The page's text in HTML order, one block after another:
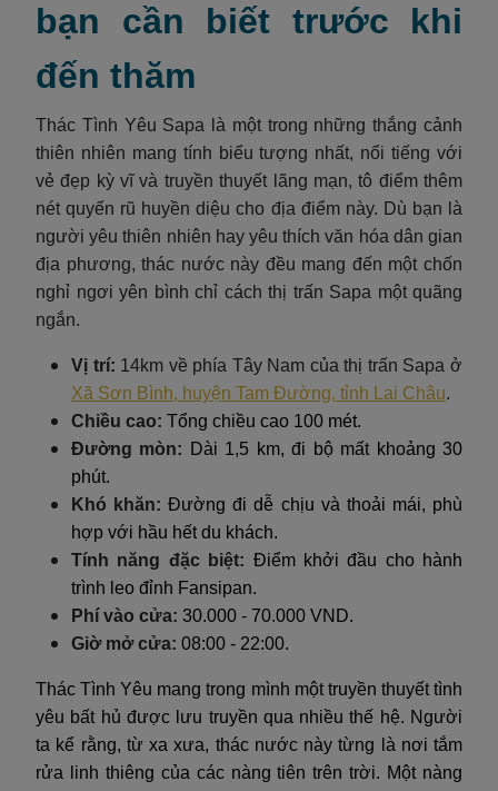
bạn cần biết trước khi
đến thăm
Thác Tình Yêu Sapa là một trong những thắng cảnh
thiên nhiên mang tính biểu tượng nhất, nổi tiếng với
vẻ đẹp kỳ vĩ và truyền thuyết lãng mạn, tô điểm thêm
nét quyến rũ huyền diệu cho địa điểm này. Dù bạn là
người yêu thiên nhiên hay yêu thích văn hóa dân gian
địa phương, thác nước này đều mang đến một chốn
nghỉ ngơi yên bình chỉ cách thị trấn Sapa một quãng
ngắn.
Vị trí: 14km về phía Tây Nam của thị trấn Sapa ở
Xã Sơn Bình, huyện Tam Đường, tỉnh Lai Châu.
Chiều cao: Tổng chiều cao 100 mét.
Đường mòn:
Dài 1,5 km, đi bộ mất khoảng 30
phút.
Khó khăn:Đường đi dễ chịu và thoải mái, phù
hợp với hầu hết du khách.
Tính năng đặc biệt: Điểm khởi đầu cho hành
trình leo đỉnh Fansipan.
Phí vào cửa: 30.000 - 70.000 VND.
Giờ mở cửa: 08:00 - 22:00.
Thác Tình Yêu mang trong mình một truyền thuyết tình
yêu bất hủ được lưu truyền qua nhiều thế hệ. Người
ta kể rằng, từ xa xưa, thác nước này từng là nơi tắm
rửa linh thiêng của các nàng tiên trên trời. Một nàng